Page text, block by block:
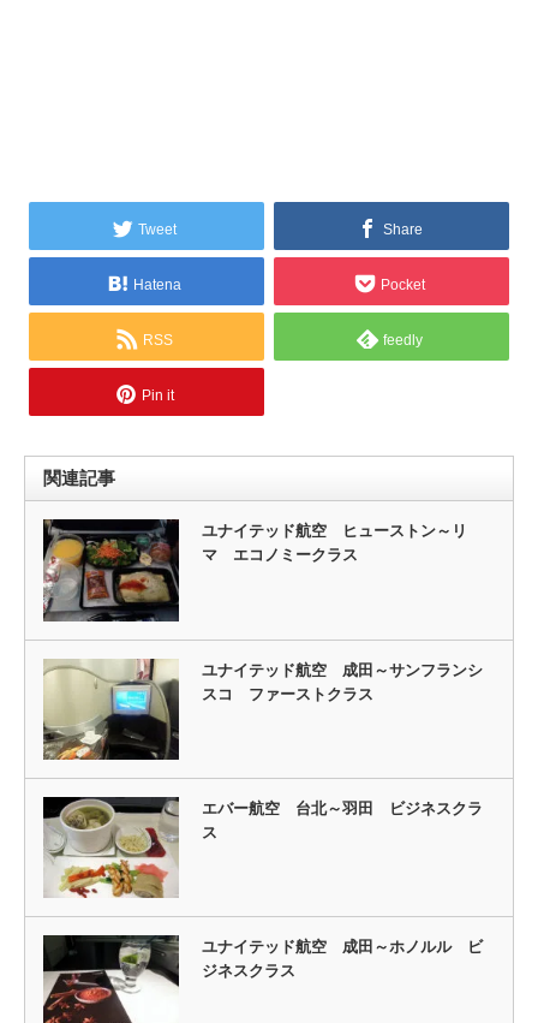
Tweet Share
Hatena Pocket
RSS feedly
Pin it
関連記事
ユナイテッド航空 ヒューストン～リ
マ エコノミークラス
ユナイテッド航空 成田～サンフランシ
スコ ファーストクラス
エバー航空 台北～羽田 ビジネスクラ
ス
ユナイテッド航空 成田～ホノルル ビ
ジネスクラス